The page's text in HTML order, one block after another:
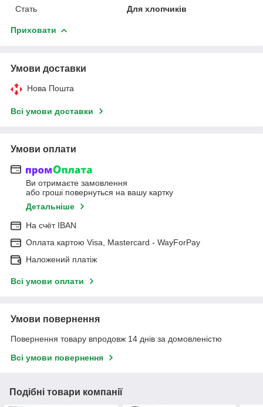
Стать
Для хлопчиків
Приховати
Умови доставки
Нова Пошта
Всі умови доставки
Умови оплати
Ви отримаєте замовлення
або гроші повернуться на вашу картку
Детальніше
На cчёт IBAN
Оплата картою Visa, Mastercard - WayForPay
Наложений платіж
Всі умови оплати
Умови повернення
Повернення товару впродовж 14 днів за домовленістю
Всі умови повернення
Подібні товари компанії